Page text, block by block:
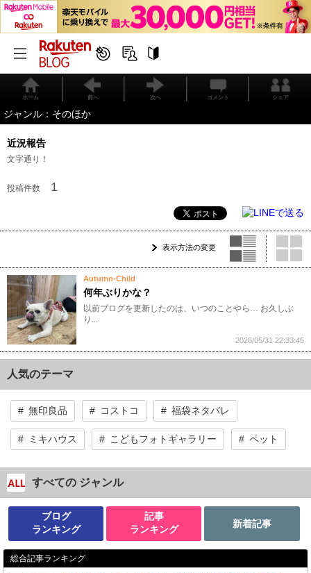
ホーム 前へ 次へ コメント シェア
ジャンル：そのほか
近況報告
文字通り！
投稿件数 1
表示方法の変更
Autumn-Child
何年ぶりかな？
以前ブログを更新したのは、いつのことやら… お久しぶ
り...
2026/05/31 22:33:45
人気のテーマ
無印良品 コストコ 福袋ネタバレ
ミキハウス こどもフォトギャラリー ペット
すべての ジャンル
ブログ
ランキング
記事
ランキング
新着記事
総合記事ランキング